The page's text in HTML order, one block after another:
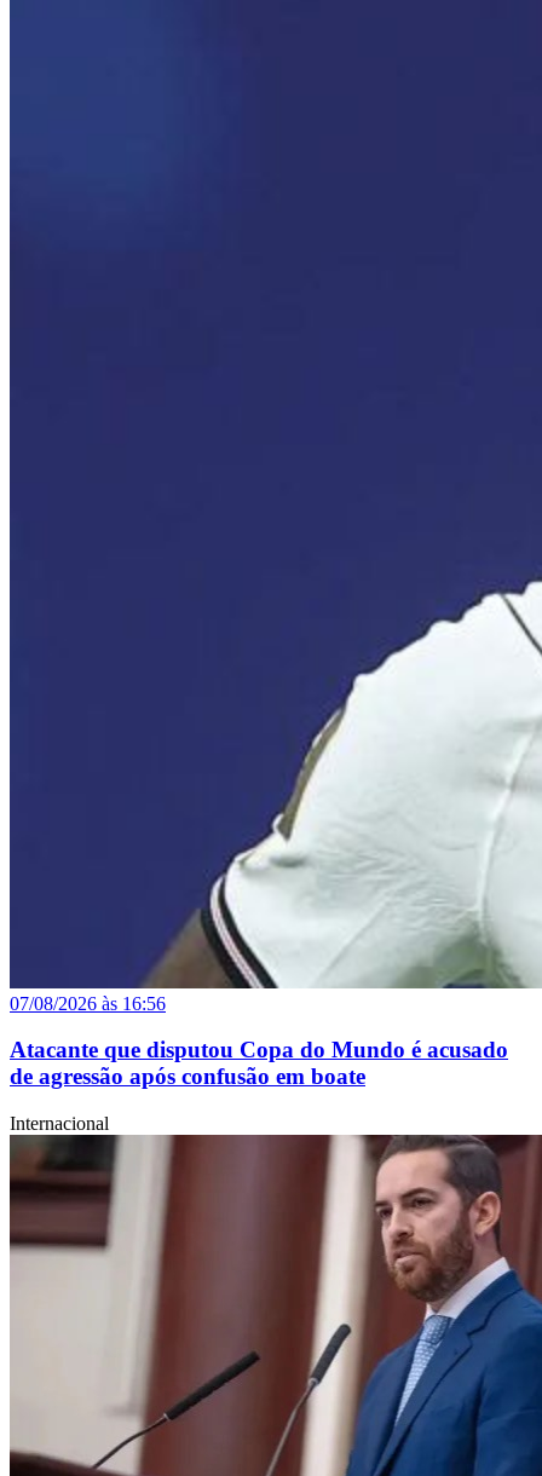
07/08/2026 às 16:56
Atacante que disputou Copa do Mundo é acusado
de agressão após confusão em boate
Internacional